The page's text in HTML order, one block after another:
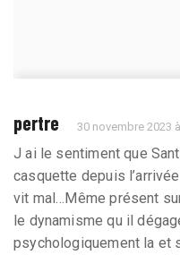
pertre 30 novembre 2023
J ai le sentiment que
casquette depuis
vit mal…Même présent
le dynamisme qu il
psychologiquement la et